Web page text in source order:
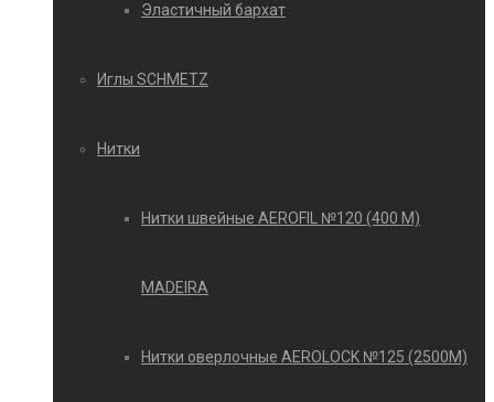
Эластичный бархат
Иглы SCHMETZ
Нитки
Нитки швейные AEROFIL №120 (400 М)
MADEIRA
Нитки оверлочные AEROLOCK №125 (2500М)